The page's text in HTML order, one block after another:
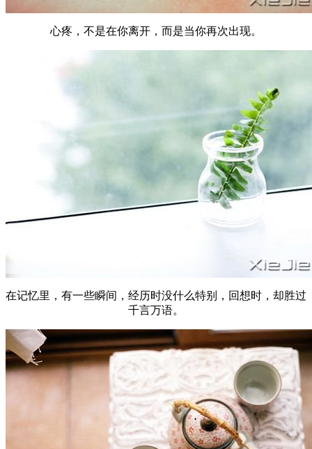
心疼，不是在你离开，而是当你再次出现。
在记忆里，有一些瞬间，经历时没什么特别，回想时，却胜过
千言万语。